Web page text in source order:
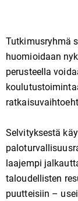
Tutkimusryhmä
huomioidaan
perusteella
Selvityksestä
laajempi
taloudellisten
puutteisiin –